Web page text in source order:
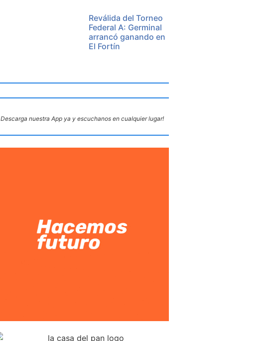
Reválida del Torneo
Federal A: Germinal
arrancó ganando en
El Fortín
Descarga nuestra App ya y escuchanos en cualquier lugar!